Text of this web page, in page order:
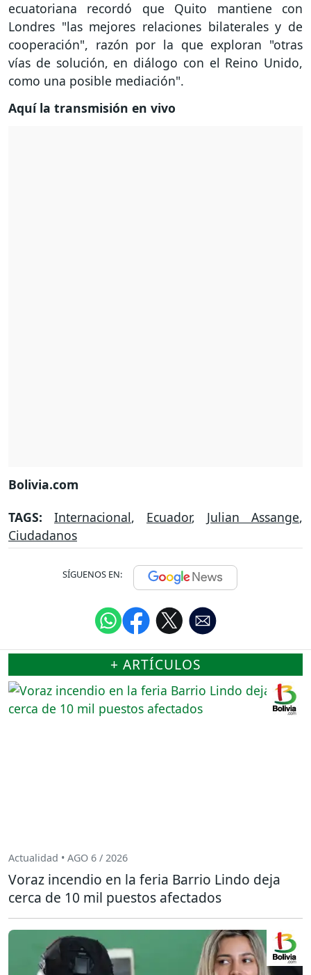
ecuatoriana recordó que Quito mantiene con
Londres "las mejores relaciones bilaterales y de
cooperación", razón por la que exploran "otras
vías de solución, en diálogo con el Reino Unido,
como una posible mediación".
Aquí la transmisión en vivo
Bolivia.com
TAGS: Internacional, Ecuador, Julian Assange,
Ciudadanos
SÍGUENOS EN:
+ ARTÍCULOS
Actualidad • AGO 6 / 2026
Voraz incendio en la feria Barrio Lindo deja
cerca de 10 mil puestos afectados